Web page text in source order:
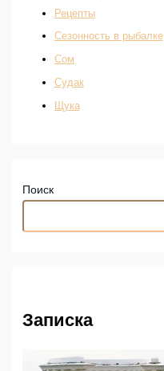
Рецепты
Сезонность в рыбалке
Сом
Судак
Щука
Поиск
Записка